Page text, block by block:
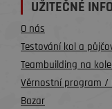
UŽITEČNÉ INFO
O nás
Testování kol a
Teambuilding na
Věrnostní program /
Bazar